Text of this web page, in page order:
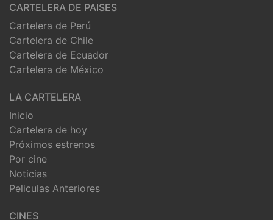
CARTELERA DE PAISES
Cartelera de Perú
Cartelera de Chile
Cartelera de Ecuador
Cartelera de México
LA CARTELERA
Inicio
Cartelera de hoy
Próximos estrenos
Por cine
Noticias
Peliculas Anteriores
CINES